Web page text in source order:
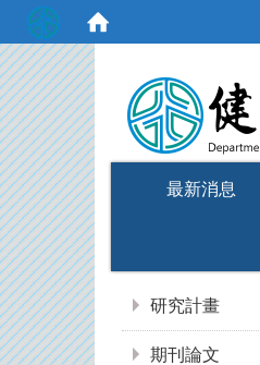
最新消息
研究計畫
期刊論文